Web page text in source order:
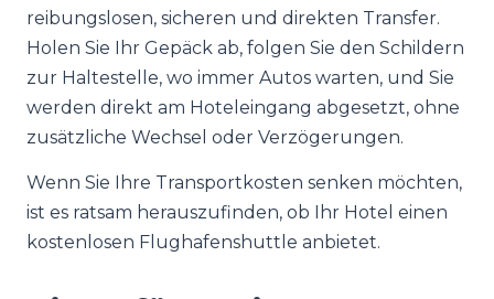
reibungslosen, sicheren und direkten Transfer.
Holen Sie Ihr Gepäck ab, folgen Sie den Schildern
zur Haltestelle, wo immer Autos warten, und Sie
werden direkt am Hoteleingang abgesetzt, ohne
zusätzliche Wechsel oder Verzögerungen.
Wenn Sie Ihre Transportkosten senken möchten,
ist es ratsam herauszufinden, ob Ihr Hotel einen
kostenlosen Flughafenshuttle anbietet.